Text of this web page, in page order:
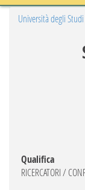
Università degli
Qualifica
RICERCATORI /